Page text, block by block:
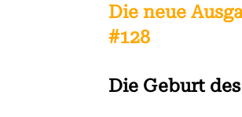
Die neue
#128
Die Geburt